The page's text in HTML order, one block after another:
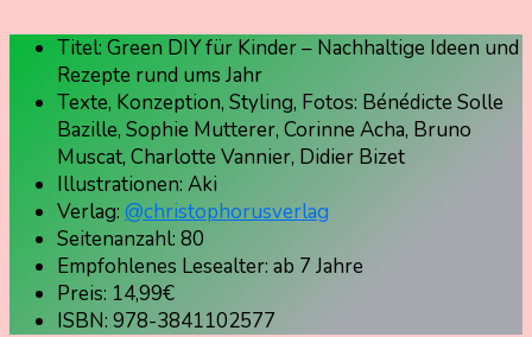
Titel: Green DIY für Kinder – Nachhaltige Ideen und
Rezepte rund ums Jahr
Texte, Konzeption, Styling, Fotos: Bénédicte Solle
Bazille, Sophie Mutterer, Corinne Acha, Bruno
Muscat, Charlotte Vannier, Didier Bizet
Illustrationen: Aki
Verlag: @christophorusverlag
Seitenanzahl: 80
Empfohlenes Lesealter: ab 7 Jahre
Preis: 14,99€
ISBN: 978-3841102577